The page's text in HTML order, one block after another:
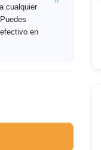
cualquier
en